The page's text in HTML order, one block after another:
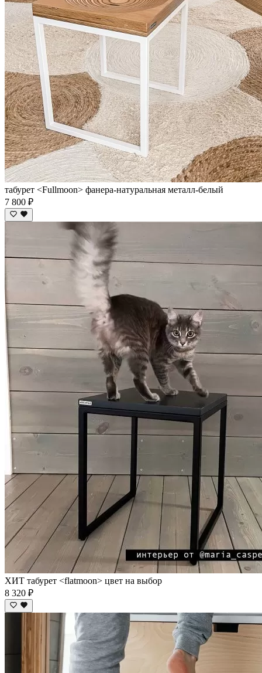
табурет <Fullmoon> фанера-натуральная металл-белый
7 800 ₽
ХИТ табурет <flatmoon> цвет на выбор
8 320 ₽